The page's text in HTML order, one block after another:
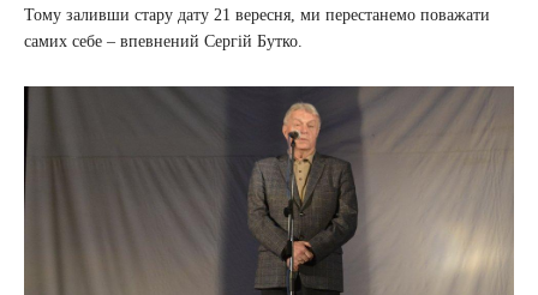
Тому заливши стару дату 21 вересня, ми перестанемо поважати
самих себе – впевнений Сергій Бутко.